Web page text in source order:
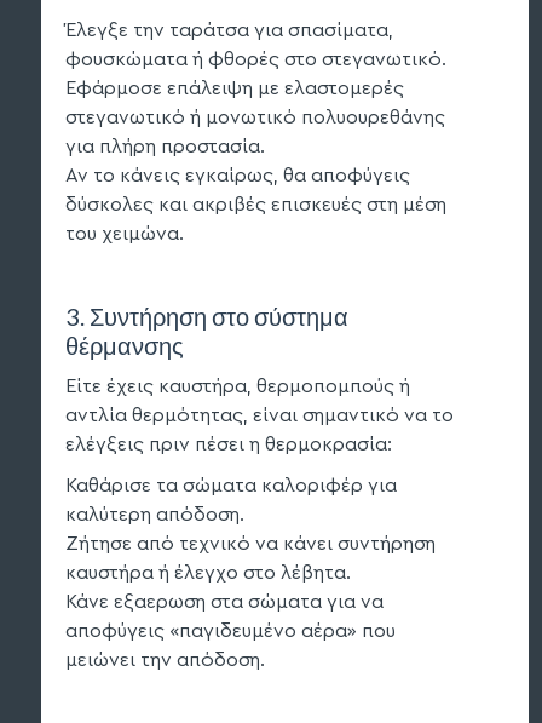
Έλεγξε την ταράτσα για σπασίματα,
φουσκώματα ή φθορές στο στεγανωτικό.
Εφάρμοσε επάλειψη με ελαστομερές
στεγανωτικό ή μονωτικό πολυουρεθάνης
για πλήρη προστασία.
Αν το κάνεις εγκαίρως, θα αποφύγεις
δύσκολες και ακριβές επισκευές στη μέση
του χειμώνα.
3. Συντήρηση στο σύστημα
θέρμανσης
Είτε έχεις καυστήρα, θερμοπομπούς ή
αντλία θερμότητας, είναι σημαντικό να το
ελέγξεις πριν πέσει η θερμοκρασία:
Καθάρισε τα σώματα καλοριφέρ για
καλύτερη απόδοση.
Ζήτησε από τεχνικό να κάνει συντήρηση
καυστήρα ή έλεγχο στο λέβητα.
Κάνε εξαερωση στα σώματα για να
αποφύγεις «παγιδευμένο αέρα» που
μειώνει την απόδοση.